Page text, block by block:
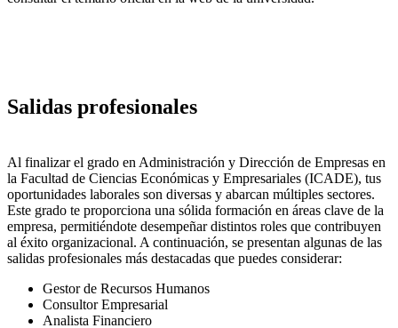
Salidas profesionales
Al finalizar el grado en Administración y Dirección de Empresas en
la Facultad de Ciencias Económicas y Empresariales (ICADE), tus
oportunidades laborales son diversas y abarcan múltiples sectores.
Este grado te proporciona una sólida formación en áreas clave de la
empresa, permitiéndote desempeñar distintos roles que contribuyen
al éxito organizacional. A continuación, se presentan algunas de las
salidas profesionales más destacadas que puedes considerar:
Gestor de Recursos Humanos
Consultor Empresarial
Analista Financiero